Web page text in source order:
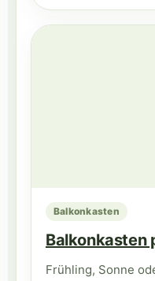
Balkonkasten
Balkonkasten
Frühling, Sonne